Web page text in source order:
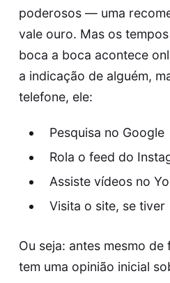
poderosos — uma
vale ouro. Mas os
boca a boca acontece
a indicação de alguém,
telefone, ele:
Pesquisa no Google
Rola o feed do
Assiste vídeos no
Visita o site, se tiver
Ou seja: antes mesmo
tem uma opinião inicial